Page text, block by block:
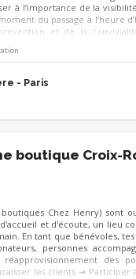
à l’importance de la
du passage à l’heure
et de la
contribuer au bon
: - Retrait des dossards,
- Paris
boutique Croix-
Chez Henry) sont
et d'écoute, un lieu
En tant que bénévoles, tes
personnes
des
les clients ➔ Participer